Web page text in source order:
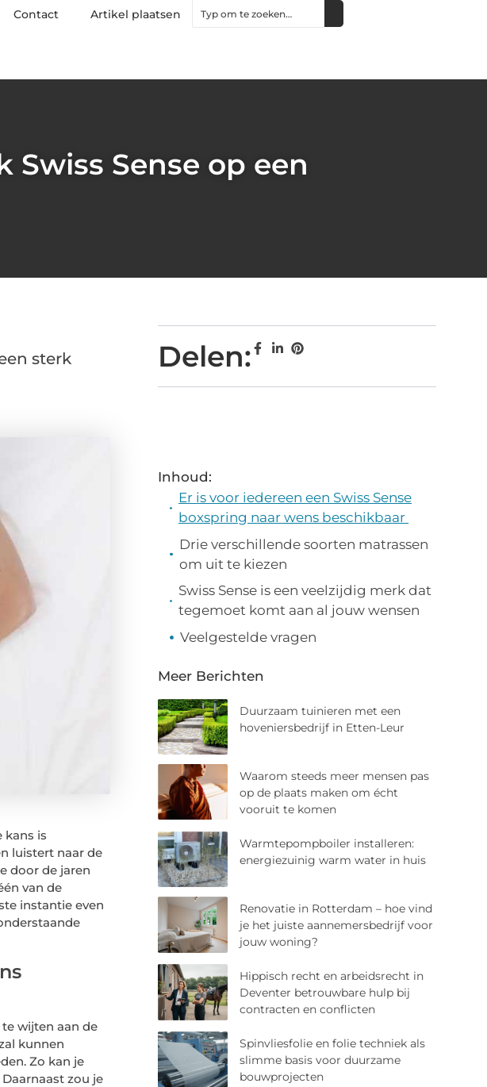
Contact Artikel plaatsen
Sense op een
sterk
kans is
luistert naar de
door de jaren
van de
instantie even
wijten aan de
kunnen
Zo kan je
zou je
Delen:
Inhoud:
Er is voor iedereen een Swiss Sense
boxspring naar wens beschikbaar
Drie verschillende soorten matrassen
om uit te kiezen
Swiss Sense is een veelzijdig merk dat
tegemoet komt aan al jouw wensen
Veelgestelde vragen
Meer Berichten
Duurzaam tuinieren met een
hoveniersbedrijf in Etten-Leur
Waarom steeds meer mensen pas
op de plaats maken om écht
vooruit te komen
Warmtepompboiler installeren:
energiezuinig warm water in huis
Renovatie in Rotterdam – hoe vind
je het juiste aannemersbedrijf voor
jouw woning?
Hippisch recht en arbeidsrecht in
Deventer betrouwbare hulp bij
contracten en conflicten
Spinvliesfolie en folie techniek als
slimme basis voor duurzame
bouwprojecten